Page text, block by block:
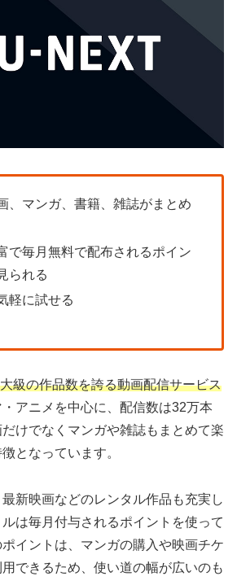
、マンガ、書籍、雑誌がまとめ
で毎月無料で配布されるポイン
られる
軽に試せる
級の作品数を誇る動画配信サービス
アニメを中心に、配信数は32万本
けでなくマンガや雑誌もまとめて楽
となっています。
新映画などのレンタル作品も充実し
は毎月付与されるポイントを使って
イントは、マンガの購入や映画チケ
できるため、使い道の幅が広いのも